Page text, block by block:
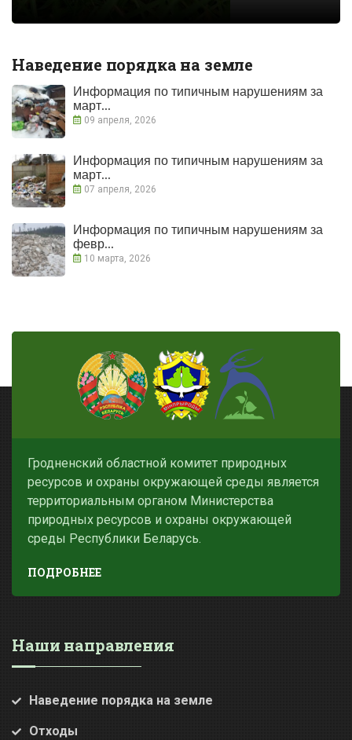
Наведение порядка на земле
Информация по типичным нарушениям за
март...
09 апреля, 2026
Информация по типичным нарушениям за
март...
07 апреля, 2026
Информация по типичным нарушениям за
февр...
10 марта, 2026
Гродненский областной комитет природных
ресурсов и охраны окружающей среды является
территориальным органом Министерства
природных ресурсов и охраны окружающей
среды Республики Беларусь.
ПОДРОБНЕЕ
Наши направления
Наведение порядка на земле
Отходы